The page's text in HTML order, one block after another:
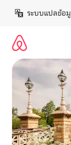
เนื้อหา
ระบบแปลข้อ